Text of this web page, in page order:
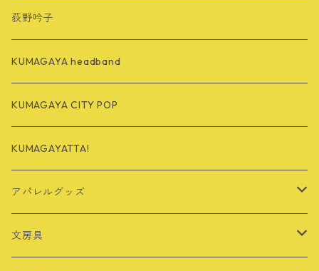
荻野吟子
KUMAGAYA headband
KUMAGAYA CITY POP
KUMAGAYATTA!
アパレルグッズ
Tシャツ
文房具